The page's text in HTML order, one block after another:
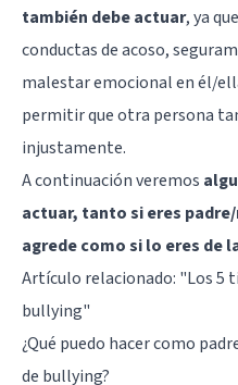
también debe actuar, ya
conductas de acoso,
malestar emocional en él/
permitir que otra persona
injustamente.
A continuación veremos
actuar, tanto si eres
agrede como si lo eres de
Artículo relacionado: "Los 5
bullying"
¿Qué puedo hacer como
de bullying?